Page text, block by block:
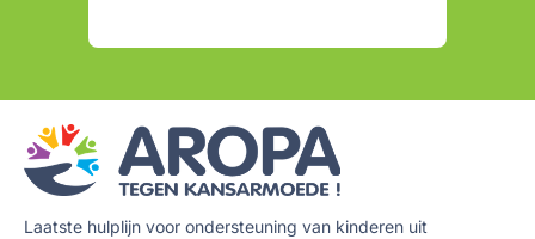
Laatste hulplijn voor ondersteuning van kinderen uit